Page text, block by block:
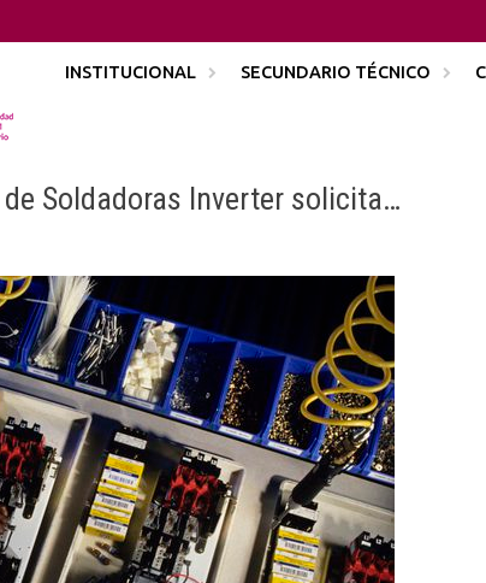
INSTITUCIONAL SECUNDARIO TÉCNICO
Soldadoras Inverter solicita…